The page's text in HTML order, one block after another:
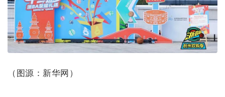
（图源：新华网）